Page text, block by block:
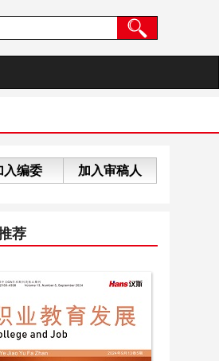
入编委 加入审稿人
荐